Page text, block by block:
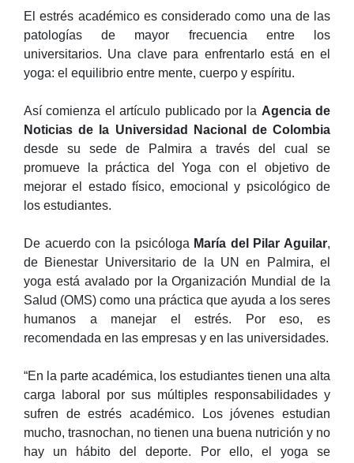
El estrés académico es considerado como una de las
patologías de mayor frecuencia entre los
universitarios. Una clave para enfrentarlo está en el
yoga: el equilibrio entre mente, cuerpo y espíritu.
Así comienza el artículo publicado por la Agencia de
Noticias de la Universidad Nacional de Colombia
desde su sede de Palmira a través del cual se
promueve la práctica del Yoga con el objetivo de
mejorar el estado físico, emocional y psicológico de
los estudiantes.
De acuerdo con la psicóloga María del Pilar Aguilar,
de Bienestar Universitario de la UN en Palmira, el
yoga está avalado por la Organización Mundial de la
Salud (OMS) como una práctica que ayuda a los seres
humanos a manejar el estrés. Por eso, es
recomendada en las empresas y en las universidades.
“En la parte académica, los estudiantes tienen una alta
carga laboral por sus múltiples responsabilidades y
sufren de estrés académico. Los jóvenes estudian
mucho, trasnochan, no tienen una buena nutrición y no
hay un hábito del deporte. Por ello, el yoga se